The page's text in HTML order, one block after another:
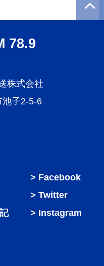
78.9
株式会社
池子2-5-6
Facebook
Twitter
Instagram